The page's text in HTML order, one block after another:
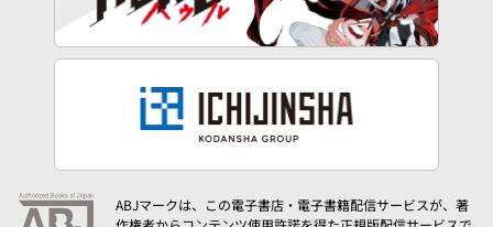
ABJマークは、この電子書店・電子書籍配信サービスが、著